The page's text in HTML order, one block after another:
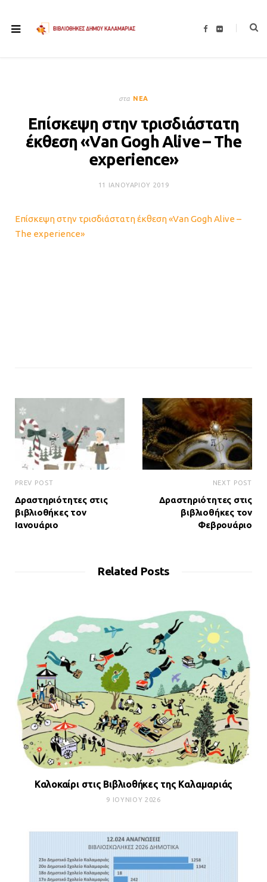
F
F
στα ΝΈΑ
Επίσκεψη στην τρισδιάστατη
έκθεση «Van Gogh Alive – The
experience»
11 ΙΑΝΟΥΑΡΊΟΥ 2019
Επίσκεψη στην τρισδιάστατη έκθεση «Van Gogh Alive –
The experience»
PREV POST
Δραστηριότητες στις
βιβλιοθήκες τον
Ιανουάριο
NEXT POST
Δραστηριότητες στις
βιβλιοθήκες τον
Φεβρουάριο
Related Posts
Καλοκαίρι στις Βιβλιοθήκες της Καλαμαριάς
9 ΙΟΥΝΊΟΥ 2026